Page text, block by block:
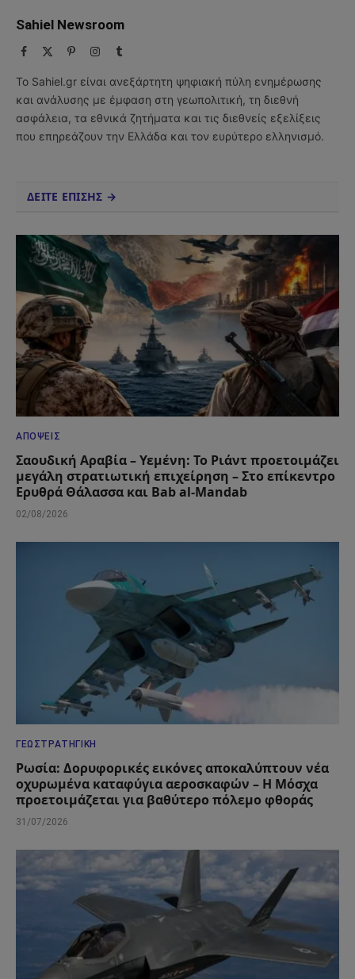
Sahiel Newsroom
Facebook PinterestInstagram
Tumblr
Το Sahiel.gr είναι ανεξάρτητη ψηφιακή πύλη ενημέρωσης
και ανάλυσης με έμφαση στη γεωπολιτική, τη διεθνή
ασφάλεια, τα εθνικά ζητήματα και τις διεθνείς εξελίξεις
που επηρεάζουν την Ελλάδα και τον ευρύτερο ελληνισμό.
ΔΕΙΤΕ ΕΠΙΣΗΣ →
ΑΠΌΨΕΙΣ
Σαουδική Αραβία – Υεμένη: Το Ριάντ προετοιμάζει
μεγάλη στρατιωτική επιχείρηση – Στο επίκεντρο
Ερυθρά Θάλασσα και Bab al-Mandab
02/08/2026
ΓΕΩΣΤΡΑΤΗΓΙΚΉ
Ρωσία: Δορυφορικές εικόνες αποκαλύπτουν νέα
οχυρωμένα καταφύγια αεροσκαφών – Η Μόσχα
προετοιμάζεται για βαθύτερο πόλεμο φθοράς
31/07/2026